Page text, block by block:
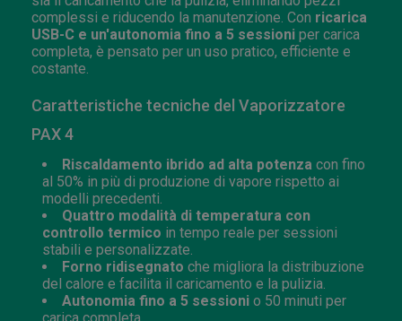
complessi e riducendo la manutenzione. Con ricarica
USB-C e un'autonomia fino a 5 sessioni per carica
completa, è pensato per un uso pratico, efficiente e
costante.
Caratteristiche tecniche del Vaporizzatore
PAX 4
Riscaldamento ibrido ad alta potenza con fino
al 50% in più di produzione di vapore rispetto ai
modelli precedenti.
Quattro modalità di temperatura con
controllo termico in tempo reale per sessioni
stabili e personalizzate.
Forno ridisegnato che migliora la distribuzione
del calore e facilita il caricamento e la pulizia.
Autonomia fino a 5 sessioni o 50 minuti per
carica completa.